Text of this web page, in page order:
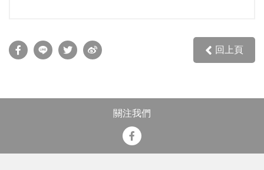
回上頁
關注我們